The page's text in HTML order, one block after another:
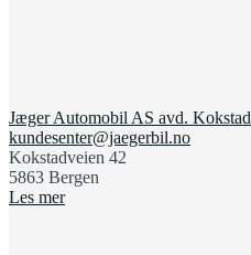
Jæger Automobil AS avd. Kokstad
kundesenter@jaegerbil.no
Kokstadveien 42
5863 Bergen
Les mer